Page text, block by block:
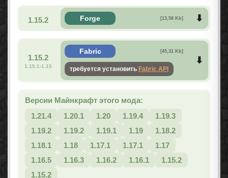
1.15.2 Forge [13,58 Kb]
1.15.2
1.15.1-1.15
Fabric [45,31 Kb]
требуется установить Fabric API
Версии Майнкрафт этого мода:
1.21.4
1.20.1 1.20 1.19.4
1.19.3
1.19.2
1.19.2 1.19.1 1.19
1.18.2
1.18.1
1.18 1.17.1 1.17.1
1.17
1.16.5
1.16.3 1.16.2 1.16.1
1.15.2
1.15.2